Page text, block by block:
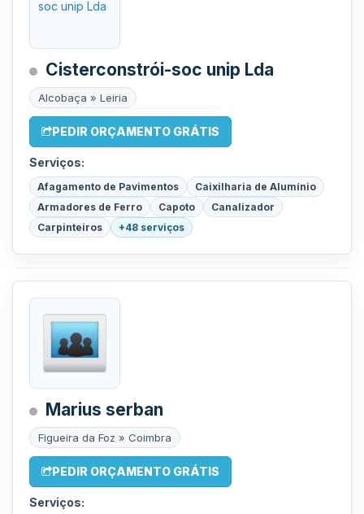
Cisterconstrói-soc unip Lda
Alcobaça » Leiria
PEDIR ORÇAMENTO GRÁTIS
Serviços:
Afagamento de Pavimentos
Caixilharia de Alumínio
Armadores de Ferro
Capoto
Canalizador
Carpinteiros
+48 serviços
Marius serban
Figueira da Foz » Coimbra
PEDIR ORÇAMENTO GRÁTIS
Serviços: